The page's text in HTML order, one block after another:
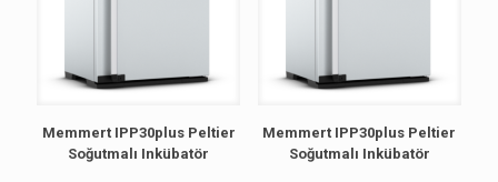
Memmert IPP30plus Peltier
Soğutmalı Inkübatör
Memmert IPP30plus Peltier
Soğutmalı Inkübatör